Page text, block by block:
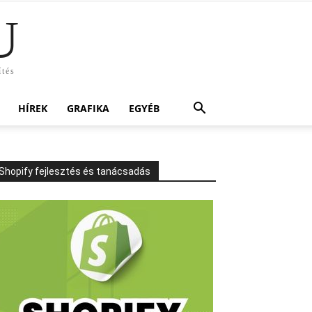
HÍREK GRAFIKA EGYÉB
fejlesztés és tanácsadás